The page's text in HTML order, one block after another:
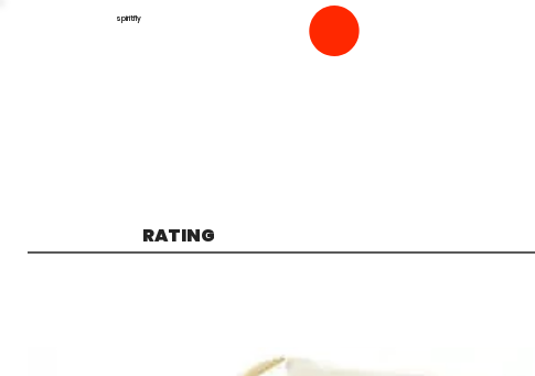
spiritfly
RATING